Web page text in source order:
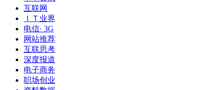
互联网
ＩＴ业界
电信· 3G
网站推荐
互联思考
深度报道
电子商务
职场创业